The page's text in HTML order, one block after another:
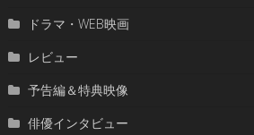
ドラマ・WEB映画
レビュー
予告編＆特典映像
俳優インタビュー